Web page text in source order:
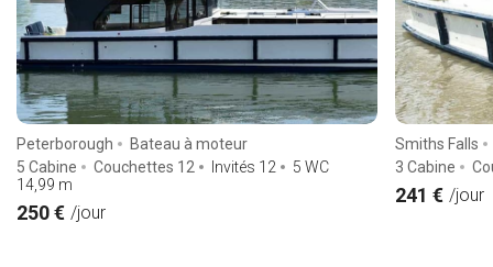
Peterborough
Bateau à moteur
5 Cabine
Couchettes 12 Invités 12
5 WC
14,99 m
250 € /jour
Smiths Falls
3 Cabine
241 € /jour